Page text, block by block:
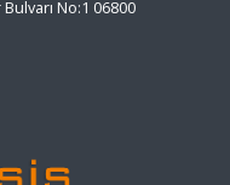
No:1 06800